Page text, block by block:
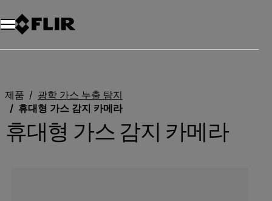
제품
광학 가스 누출 탐지
휴대형 가스 감지 카메라
휴대형 가스 감지 카메라